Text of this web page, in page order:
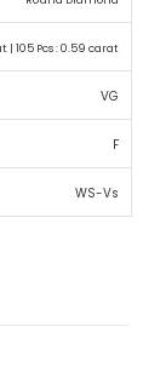
| 105 Pcs : 0.59 carat
VG
F
WS-Vs